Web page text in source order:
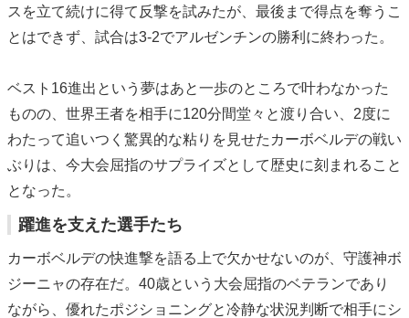
スを立て続けに得て反撃を試みたが、最後まで得点を奪うこ
とはできず、試合は3-2でアルゼンチンの勝利に終わった。
ベスト16進出という夢はあと一歩のところで叶わなかった
ものの、世界王者を相手に120分間堂々と渡り合い、2度に
わたって追いつく驚異的な粘りを見せたカーボベルデの戦い
ぶりは、今大会屈指のサプライズとして歴史に刻まれること
となった。
躍進を支えた選手たち
カーボベルデの快進撃を語る上で欠かせないのが、守護神ボ
ジーニャの存在だ。40歳という大会屈指のベテランであり
ながら、優れたポジショニングと冷静な状況判断で相手にシ